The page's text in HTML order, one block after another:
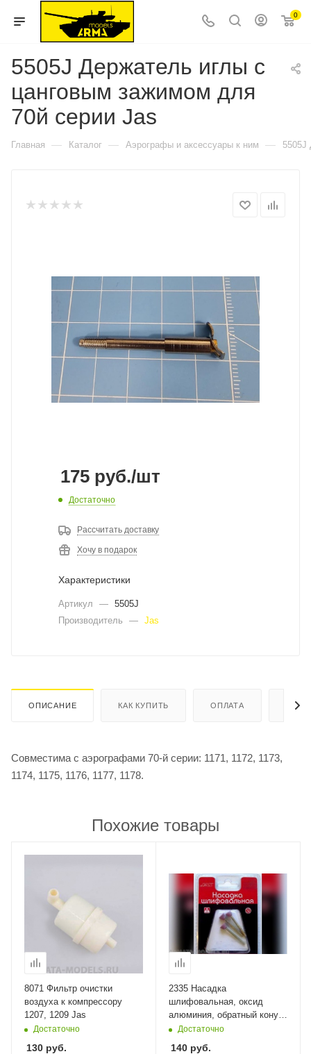
0
5505J Держатель иглы с
цанговым зажимом для
70й серии Jas
Главная — Каталог — Аэрографы и аксессуары к ним — 5505J
175 руб./шт
Достаточно
Рассчитать доставку
Хочу в подарок
Характеристики
Артикул — 5505J
Производитель
— Jas
ОПИСАНИЕ КАК КУПИТЬ ОПЛАТА
Совместима с аэрографами 70-й серии: 1171, 1172, 1173,
1174, 1175, 1176, 1177, 1178.
Похожие товары
8071 Фильтр очистки
воздуха к компрессору
1207, 1209 Jas
Достаточно
130 руб.
2335 Насадка
шлифовальная, оксид
алюминия, обратный конус,
8 х6 мм, 3 шт./уп., блистер
Достаточно
140 руб.